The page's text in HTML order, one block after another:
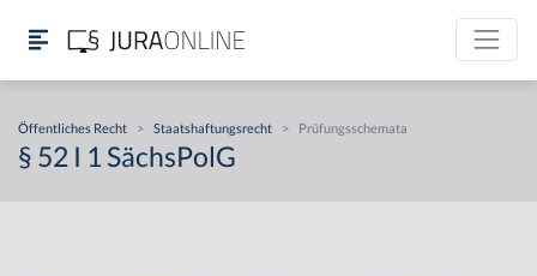
Öffentliches Recht > Staatshaftungsrecht > Prüfungsschemata
§ 52 I 1 SächsPolG